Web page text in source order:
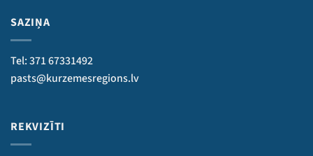
SAZIŅA
Tel: 371 67331492
pasts@kurzemesregions.lv
REKVIZĪTI